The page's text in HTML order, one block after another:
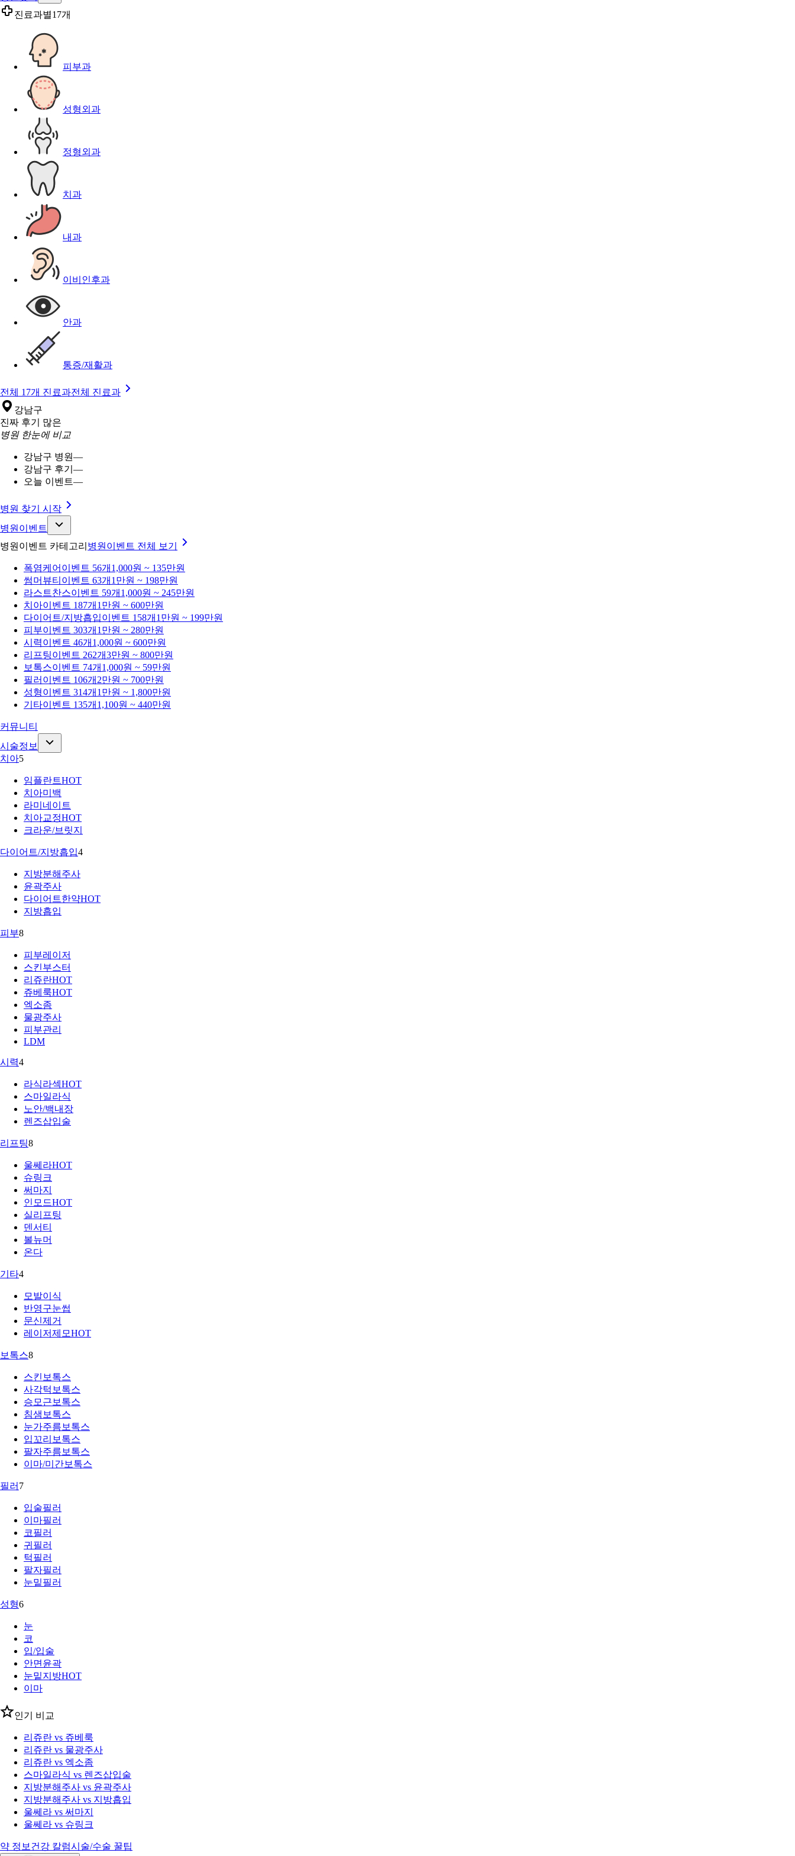
진료과별17개
피부과
성형외과
정형외과
치과
내과
이비인후과
안과
통증/재활과
전체 17개 진료과전체 진료과
강남구
진짜 후기 많은
병원 한눈에 비교
강남구 병원—
강남구 후기 —
오늘 이벤트—
병원 찾기 시작
병원이벤트
병원이벤트 카테고리 병원이벤트 전체 보기
폭염케어 이벤트 56개 1,000원 ~ 135만원
썸머뷰티 이벤트 63개 1만원 ~ 198만원
라스트찬스이벤트 59개 1,000원 ~ 245만원
치아이벤트 187개 1만원 ~ 600만원
다이어트/지방흡입이벤트 158개 1만원 ~ 199만원
피부이벤트 303개 1만원 ~ 280만원
시력이벤트 46개 1,000원 ~ 600만원
리프팅이벤트 262개3만원 ~ 800만원
보톡스이벤트 74개 1,000원 ~ 59만원
필러 이벤트 106개 2만원 ~ 700만원
성형이벤트 314개 1만원 ~ 1,800만원
기타이벤트 135개 1,100원 ~ 440만원
커뮤니티
시술정보
치아5
임플란트HOT
치아미백
라미네이트
치아교정HOT
크라운/브릿지
다이어트/지방흡입4
지방분해주사
윤곽주사
다이어트한약HOT
지방흡입
피부8
피부레이저
스킨부스터
리쥬란HOT
쥬베룩HOT
엑소좀
물광주사
피부관리
LDM
시력4
라식라섹HOT
스마일라식
노안/백내장
렌즈삽입술
리프팅8
울쎄라HOT
슈링크
써마지
인모드HOT
실리프팅
덴서티
볼뉴머
온다
기타4
모발이식
반영구눈썹
문신제거
레이저제모HOT
보톡스8
스킨보톡스
사각턱보톡스
승모근보톡스
침샘보톡스
눈가주름보톡스
입꼬리보톡스
팔자주름보톡스
이마/미간보톡스
필러 7
입술필러
이마필러
코필러
귀필러
턱필러
팔자필러
눈밑필러
성형6
눈
코
입/입술
안면윤곽
눈밑지방HOT
이마
인기 비교
리쥬란 vs 쥬베룩
리쥬란 vs 물광주사
리쥬란 vs 엑소좀
스마일라식 vs 렌즈삽입술
지방분해주사 vs 윤곽주사
지방분해주사 vs 지방흡입
울쎄라 vs 써마지
울쎄라 vs 슈링크
약 정보 건강 칼럼시술/수술 꿀팁